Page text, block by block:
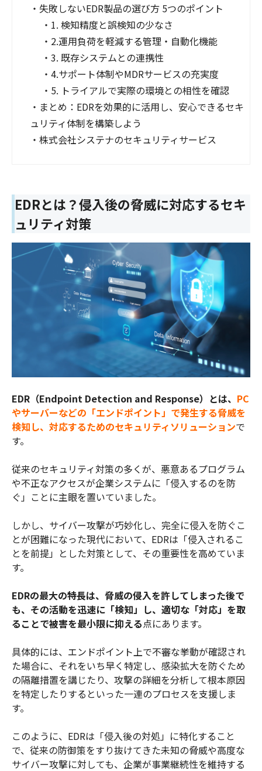
・ 失敗しないEDR製品の選び方 5つのポイント
・ 1. 検知精度と誤検知の少なさ
・ 2.運用負荷を軽減する管理・自動化機能
・ 3. 既存システムとの連携性
・ 4.サポート体制やMDRサービスの充実度
・ 5. トライアルで実際の環境との相性を確認
・ まとめ：EDRを効果的に活用し、安心できるセキ
ュリティ体制を構築しよう
・ 株式会社システナのセキュリティサービス
EDRとは？侵入後の脅威に対応するセキ
ュリティ対策
EDR（Endpoint Detection and Response）とは、 PC
やサーバーなどの「エンドポイント」で発生する脅威を
検知し、対応するためのセキュリティソリューションで
す。
従来のセキュリティ対策の多くが、悪意あるプログラム
や不正なアクセスが企業システムに「侵入するのを防
ぐ」ことに主眼を置いていました。
しかし、サイバー攻撃が巧妙化し、完全に侵入を防ぐこ
とが困難になった現代において、EDRは「侵入されるこ
とを前提」とした対策として、その重要性を高めていま
す。
EDRの最大の特長は、脅威の侵入を許してしまった後で
も、その活動を迅速に「検知」し、適切な「対応」を取
ることで被害を最小限に抑える点にあります。
具体的には、エンドポイント上で不審な挙動が確認され
た場合に、それをいち早く特定し、感染拡大を防ぐため
の隔離措置を講じたり、攻撃の詳細を分析して根本原因
を特定したりするといった一連のプロセスを支援しま
す。
このように、EDRは「侵入後の対処」に特化すること
で、従来の防御策をすり抜けてきた未知の脅威や高度な
サイバー攻撃に対しても、企業が事業継続性を維持する